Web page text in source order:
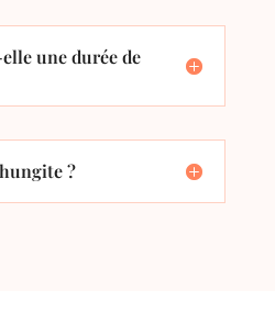
une durée de
?